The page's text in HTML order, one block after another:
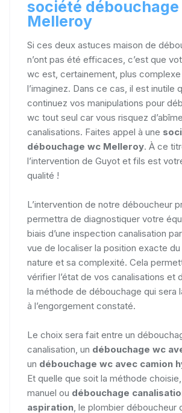
société débouchage
Melleroy
Si ces deux astuces maison de
n’ont pas été efficaces, c’est que
wc est, certainement, plus
l’imaginez. Dans ce cas, il est inutile
continuez vos manipulations pour
wc tout seul car vous risquez
canalisations. Faites appel à une
débouchage wc Melleroy. À ce
l’intervention de Guyot et fils est
qualité !
L’intervention de notre déboucheur
permettra de diagnostiquer votre
biais d’une inspection canalisation
vue de localiser la position exacte
nature et sa complexité. Cela
vérifier l’état de vos canalisations et
la méthode de débouchage qui sera
à l’engorgement constaté.
Le choix sera fait entre un
canalisation, un débouchage wc
un débouchage wc avec camion
Et quelle que soit la méthode
manuel ou débouchage
aspiration , le plombier déboucheur